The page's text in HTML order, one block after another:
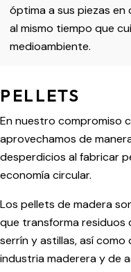
óptima a sus piezas
al mismo tiempo que
medioambiente.
PELLETS
En nuestro compromiso
aprovechamos de
desperdicios al fabricar
economía circular.
Los pellets de madera
que transforma residuos
serrín y astillas, así
industria maderera y de